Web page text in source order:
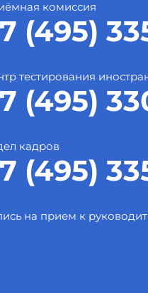
комиссия
(495)
тестирования
(495)
кадров
(495)
на прием к